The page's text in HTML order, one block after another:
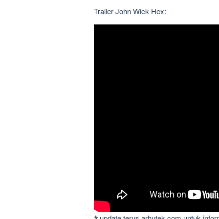
Trailer John Wick Hex: